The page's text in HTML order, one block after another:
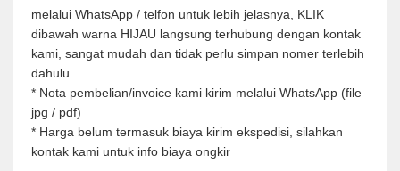
melalui WhatsApp / telfon untuk lebih jelasnya, KLIK
dibawah warna HIJAU langsung terhubung dengan kontak
kami, sangat mudah dan tidak perlu simpan nomer terlebih
dahulu.
* Nota pembelian/invoice kami kirim melalui WhatsApp (file
jpg / pdf)
* Harga belum termasuk biaya kirim ekspedisi, silahkan
kontak kami untuk info biaya ongkir